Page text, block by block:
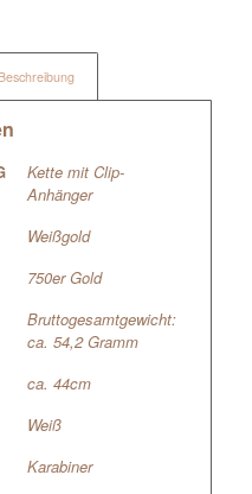
Beschreibung
Kette mit Clip-
Anhänger
Weißgold
750er Gold
Bruttogesamtgewicht:
ca. 54,2 Gramm
ca. 44cm
Weiß
Karabiner